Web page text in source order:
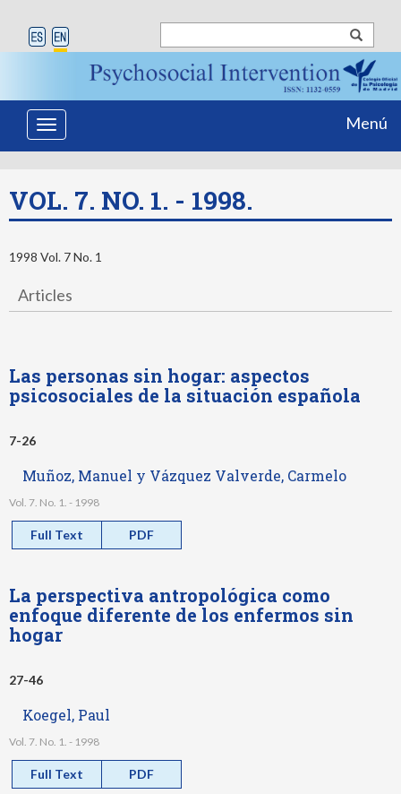
Toggle
navigation
Menú
VOL. 7. NO. 1. - 1998.
1998 Vol. 7 No. 1
Articles
Las personas sin hogar: aspectos
psicosociales de la situación española
7-26
Muñoz, Manuel y Vázquez Valverde, Carmelo
Vol. 7. No. 1. - 1998
Full Text PDF
La perspectiva antropológica como
enfoque diferente de los enfermos sin
hogar
27-46
Koegel, Paul
Vol. 7. No. 1. - 1998
Full Text PDF